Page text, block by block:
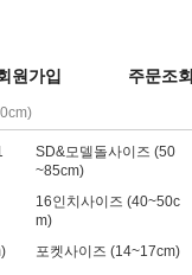
원가입 주문조회
SD&모델돌사이즈 (50
~85cm)
16인치사이즈 (40~50c
m)
포켓사이즈 (14~17cm)